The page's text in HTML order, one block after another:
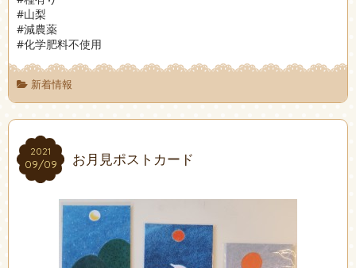
#山梨
#減農薬
#化学肥料不使用
新着情報
2021
09/09
2021
09/09 お月見ポストカード